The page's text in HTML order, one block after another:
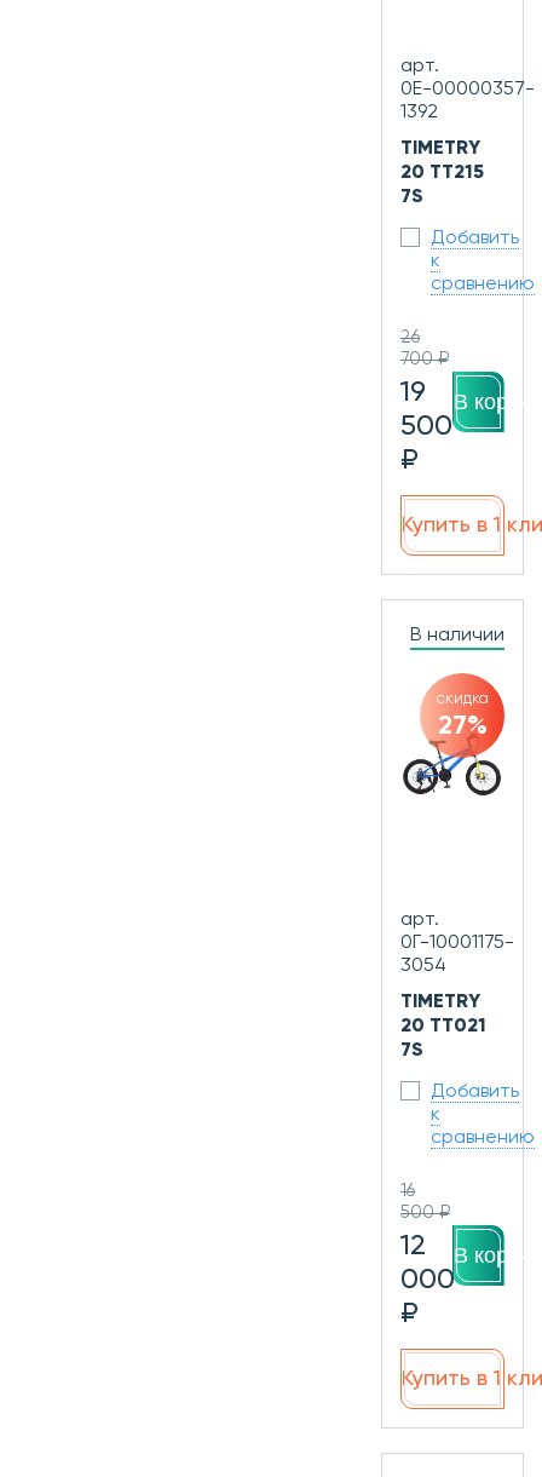
арт.
0Е-00000357-
1392
TIMETRY
20 TT215
7S
Добавить
к
сравнению
26
700 ₽
19
500
₽
В
Купить в 1
В наличии
скидка
27%
арт.
0Г-10001175-
3054
TIMETRY
20 TT021
7S
Добавить
к
сравнению
16
500 ₽
12
000
₽
В
Купить в 1